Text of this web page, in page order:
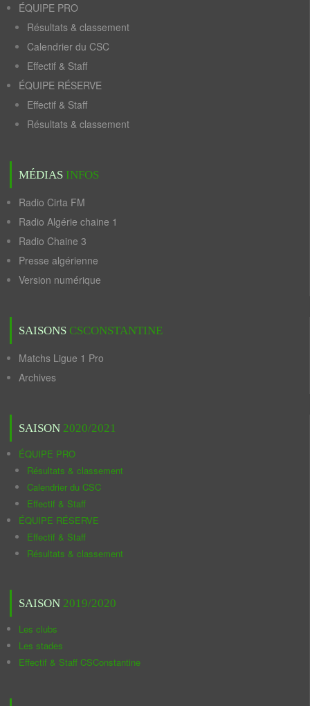
ÉQUIPE PRO
Résultats & classement
Calendrier du CSC
Effectif & Staff
ÉQUIPE RÉSERVE
Effectif & Staff
Résultats & classement
MÉDIAS INFOS
Radio Cirta FM
Radio Algérie chaine 1
Radio Chaine 3
Presse algérienne
Version numérique
SAISONS CSCONSTANTINE
Matchs Ligue 1 Pro
Archives
SAISON 2020/2021
ÉQUIPE PRO
Résultats & classement
Calendrier du CSC
Effectif & Staff
ÉQUIPE RÉSERVE
Effectif & Staff
Résultats & classement
SAISON 2019/2020
Les clubs
Les stades
Effectif & Staff CSConstantine